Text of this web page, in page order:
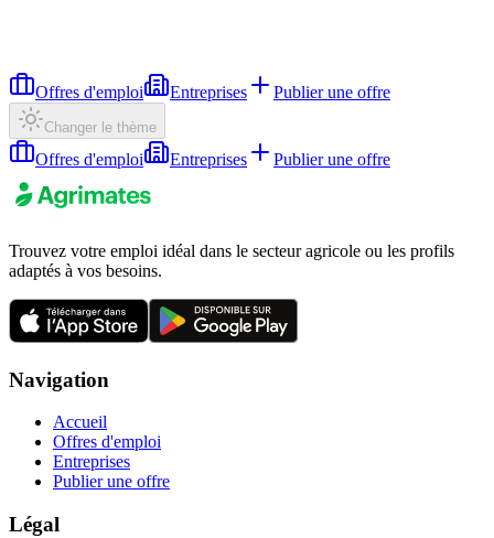
Offres d'emploi Entreprises Publier une offre
Changer le thème
Offres d'emploi Entreprises Publier une offre
Trouvez votre emploi idéal dans le secteur agricole ou les profils
adaptés à vos besoins.
Navigation
Accueil
Offres d'emploi
Entreprises
Publier une offre
Légal